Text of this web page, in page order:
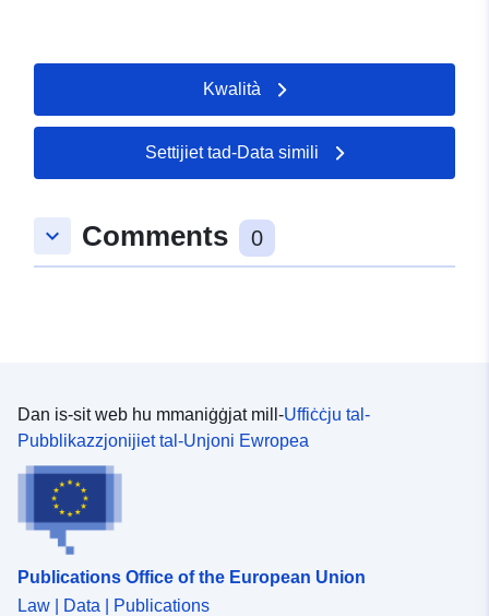
Kwalità
Settijiet tad-Data simili
keyboard_arrow_down Comments 0
Dan is-sit web hu mmaniġġjat mill-Uffiċċju tal-
Pubblikazzjonijiet tal-Unjoni Ewropea
Publications Office of the European Union
Law | Data | Publications